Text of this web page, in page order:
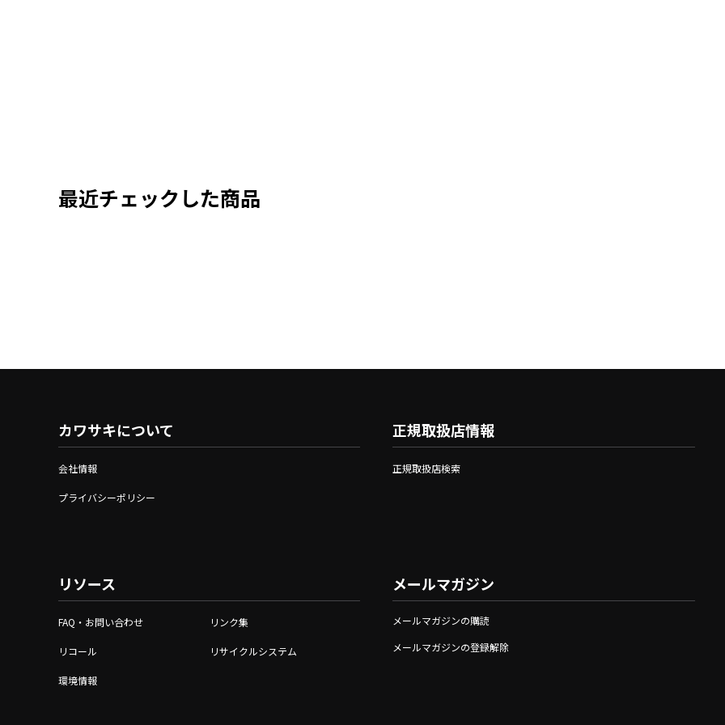
最近チェックした商品
カワサキについて
会社情報
プライバシーポリシー
リソース
FAQ・お問い合わせ リンク集
リコール リサイクルシステム
環境情報
正規取扱店情報
正規取扱店検索
メールマガジン
メールマガジンの購読
メールマガジンの登録解除